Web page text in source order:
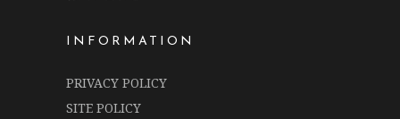
INFORMATION
PRIVACY POLICY
SITE POLICY